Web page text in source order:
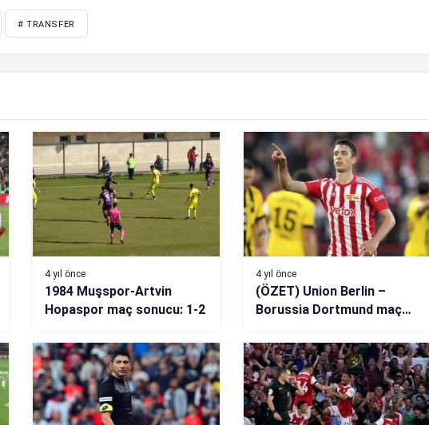
# TRANSFER
4 yıl önce
1984 Muşspor-Artvin
Hopaspor maç sonucu: 1-2
4 yıl önce
(ÖZET) Union Berlin –
Borussia Dortmund maç